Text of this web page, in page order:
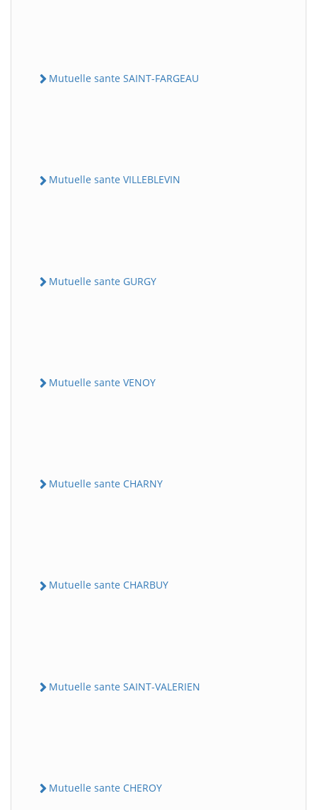
Mutuelle sante SAINT-FARGEAU
Mutuelle sante VILLEBLEVIN
Mutuelle sante GURGY
Mutuelle sante VENOY
Mutuelle sante CHARNY
Mutuelle sante CHARBUY
Mutuelle sante SAINT-VALERIEN
Mutuelle sante CHEROY